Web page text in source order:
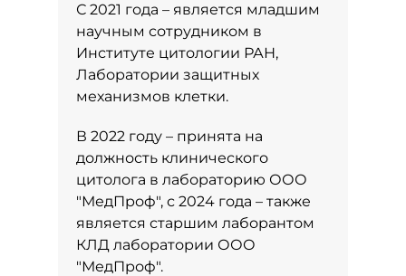
С 2021 года – является младшим
научным сотрудником в
Институте цитологии РАН,
Лаборатории защитных
механизмов клетки.
В 2022 году – принята на
должность клинического
цитолога в лабораторию ООО
"МедПроф", с 2024 года – также
является старшим лаборантом
КЛД лаборатории ООО
"МедПроф".